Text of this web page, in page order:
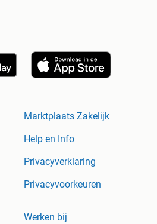
Marktplaats Zakelijk
Help en Info
Privacyverklaring
Privacyvoorkeuren
Werken bij